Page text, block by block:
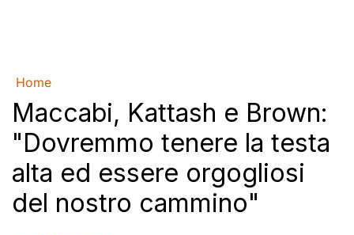
Home
Maccabi, Kattash e Brown:
"Dovremmo tenere la testa
alta ed essere orgogliosi
del nostro cammino"